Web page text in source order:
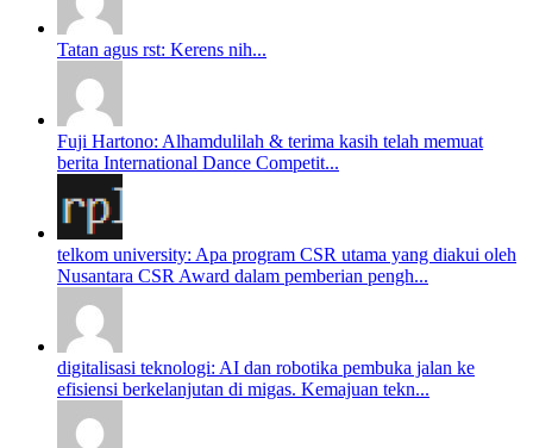
Tatan agus rst: Kerens nih...
Fuji Hartono: Alhamdulilah & terima kasih telah memuat
berita International Dance Competit...
telkom university: Apa program CSR utama yang diakui oleh
Nusantara CSR Award dalam pemberian pengh...
digitalisasi teknologi: AI dan robotika pembuka jalan ke
efisiensi berkelanjutan di migas. Kemajuan tekn...